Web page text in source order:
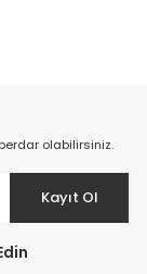
olabilirsiniz.
Kayıt Ol